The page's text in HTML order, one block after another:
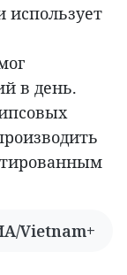
использует
в день.
Vietnam+